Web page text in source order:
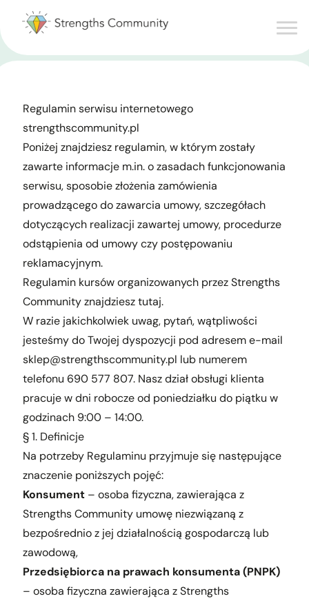
Regulamin serwisu internetowego
strengthscommunity.pl
Poniżej znajdziesz regulamin, w którym zostały
zawarte informacje m.in. o zasadach funkcjonowania
serwisu, sposobie złożenia zamówienia
prowadzącego do zawarcia umowy, szczegółach
dotyczących realizacji zawartej umowy, procedurze
odstąpienia od umowy czy postępowaniu
reklamacyjnym.
Regulamin kursów organizowanych przez Strengths
Community znajdziesztutaj.
W razie jakichkolwiek uwag, pytań, wątpliwości
jesteśmy do Twojej dyspozycji pod adresem e-mail
sklep@strengthscommunity.pl lub numerem
telefonu 690 577 807. Nasz dział obsługi klienta
pracuje w dni robocze od poniedziałku do piątku w
godzinach 9:00 – 14:00.
§ 1. Definicje
Na potrzeby Regulaminu przyjmuje się następujące
znaczenie poniższych pojęć:
Konsument – osoba fizyczna, zawierająca z
Strengths Community umowę niezwiązaną z
bezpośrednio z jej działalnością gospodarczą lub
zawodową,
Przedsiębiorca na prawach konsumenta (PNPK)
– osoba fizyczna zawierająca z Strengths